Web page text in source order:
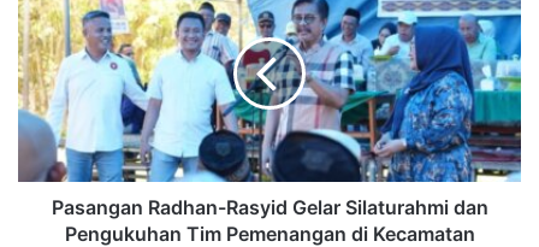
Pasangan Radhan-Rasyid Gelar Silaturahmi dan
Pengukuhan Tim Pemenangan di Kecamatan